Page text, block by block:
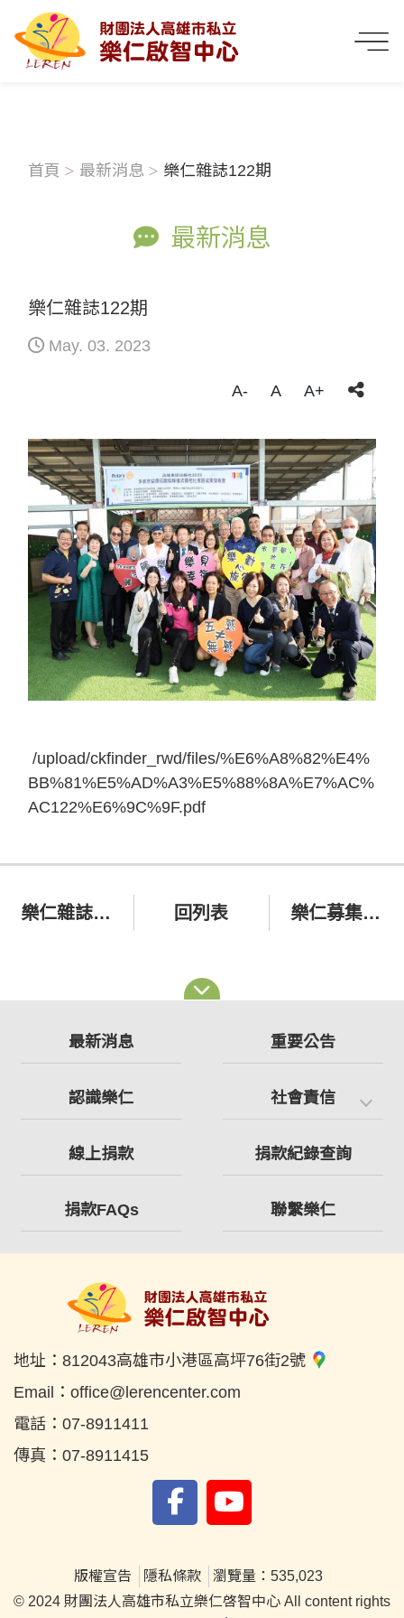
首頁 最新消息 樂仁雜誌122期
最新消息
樂仁雜誌122期
May. 03. 2023
A- A A+
/upload/ckfinder_rwd/files/%E6%A8%82%E4%
BB%81%E5%AD%A3%E5%88%8A%E7%AC%
AC122%E6%9C%9F.pdf
樂仁雜誌121期 回列表 樂仁募集福祉車~懇請各界支持
最新消息 重要公告
認識樂仁 社會責信
線上捐款 捐款紀錄查詢
捐款FAQs 聯繫樂仁
地址： 812043高雄市小港區高坪76街2號
Email： office@lerencenter.com
電話： 07-8911411
傳真： 07-8911415
版權宣告 隱私條款
瀏覽量：535,023
© 2024 財團法人高雄市私立樂仁啓智中心 All content rights